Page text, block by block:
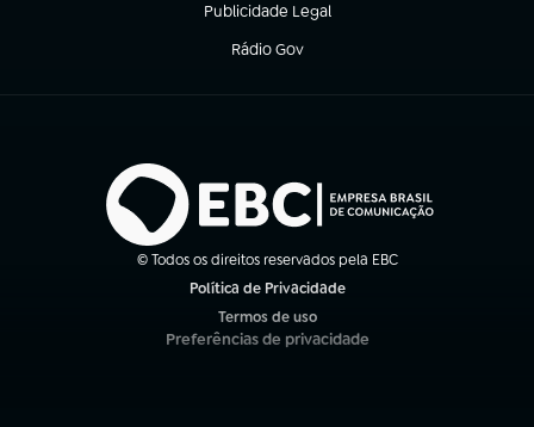
Publicidade Legal
(abre em nova aba)
Rádio Gov
(abre em nova aba)
© Todos os direitos reservados pela EBC
Política de Privacidade
Termos de uso
(abre em nova aba)
Preferências de privacidade